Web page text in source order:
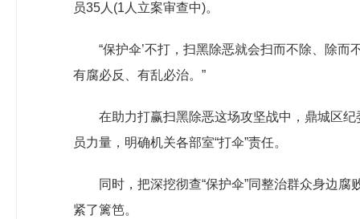
员35人(1人立案审查中)。
“保护伞’不打，扫黑除恶就会扫而不除、除而
有腐必反、有乱必治。”
在助力打赢扫黑除恶这场攻坚战中，鼎城区
员力量，明确机关各部室“打伞”责任。
同时，把深挖彻查“保护伞”同整治群众身边
紧了篱笆。